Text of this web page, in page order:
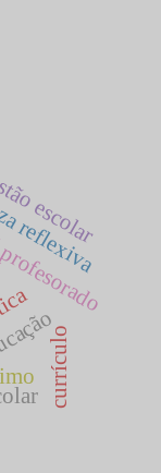
reflexiva
currículo
escolar